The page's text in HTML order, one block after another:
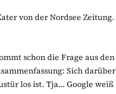
von der Nordsee Zeitung.
schon die Frage aus den
Sich darüber
los ist. Tja… Google weiß